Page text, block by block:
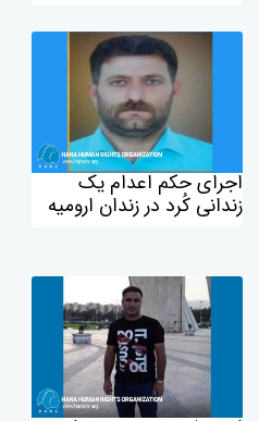
اجرای حکم اعدام یک
زندانی کُرد در زندان ارومیه